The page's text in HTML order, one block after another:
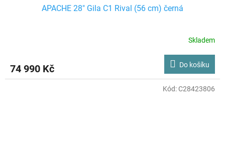
APACHE 28" Gila C1 Rival (56 cm) černá
Skladem
74 990 Kč Do košíku
Kód:C28423806